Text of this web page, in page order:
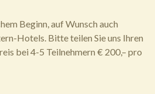
Beginn, auf Wunsch auch
Hotels. Bitte teilen Sie uns Ihren
bei 4-5 Teilnehmern € 200,– pro